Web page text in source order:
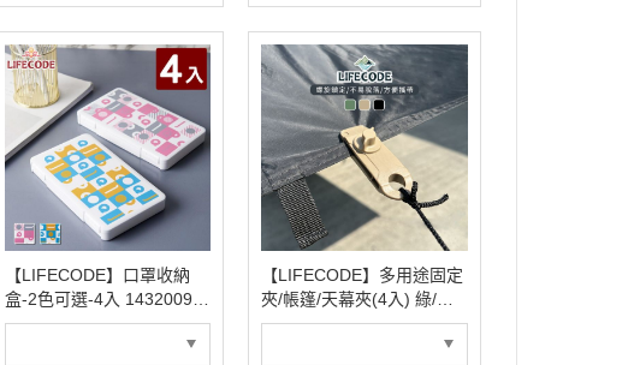
【LIFECODE】口罩收納
盒-2色可選-4入 14320091/
5-04
【LIFECODE】多用途固定
夾/帳篷/天幕夾(4入) 綠/沙/
黑 12320834/7/8